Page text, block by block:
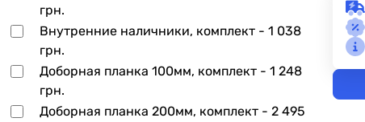
грн.
Внутренние наличники, комплект -1 038
грн.
Доборная планка 100мм, комплект -1 248
грн.
Доборная планка 200мм, комплект -2 495